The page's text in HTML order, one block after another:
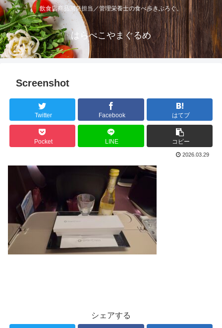
飲食店商品開発担当／管理栄養士の食べ歩きぶろぐ。
はらぺこやまぐるめ
Screenshot
Twitter Facebook はてブ
Pocket LINE コピー
2026.03.29
シェアする